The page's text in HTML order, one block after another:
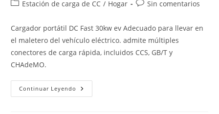
Estación de carga de CC / Hogar Sin comentarios
Cargador portátil DC Fast 30kw ev Adecuado para llevar en
el maletero del vehículo eléctrico. admite múltiples
conectores de carga rápida, incluidos CCS, GB/T y
CHAdeMO.
Continuar Leyendo